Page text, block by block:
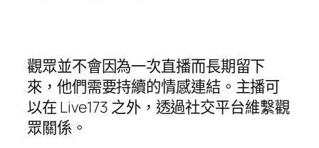
觀眾並不會因為一次直播而長期留下
來，他們需要持續的情感連結。主播可
以在 Live173 之外，透過社交平台維繫觀
眾關係。